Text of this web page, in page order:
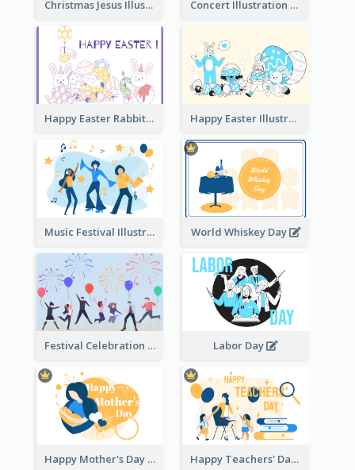
Christmas Jesus Illustration Concert Illustration
Happy Easter Rabbit Illustration Happy Easter Illustration
Music Festival Illustration World Whiskey Day
Festival Celebration Illustration Labor Day
Happy Mother's Day Happy Teachers' Day